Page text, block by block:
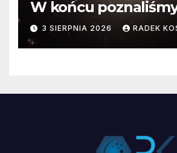
W końcu
faktyczne wymiary
3 SIERPNIA 2026 RADEK